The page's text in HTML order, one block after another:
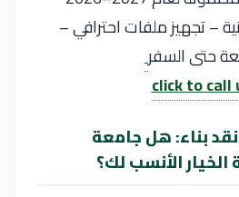
– تجهيز ملفات احترافي –
حتى السفر
click to call
بناء: هل جامعة
الأنسب لك؟